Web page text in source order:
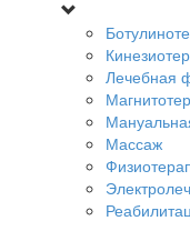
Лечебная
Массаж